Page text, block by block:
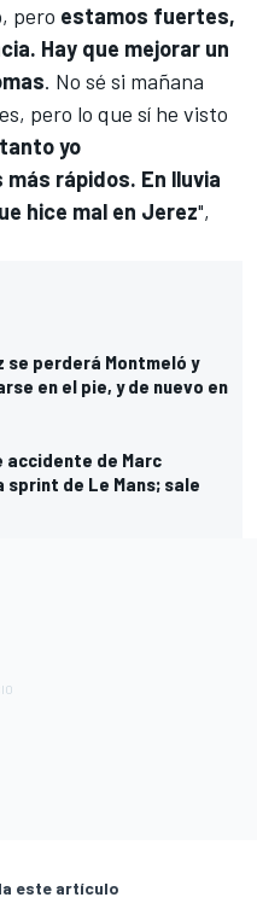
pero estamos fuertes,
Hay que mejorar un
. No sé si mañana
pero lo que sí he visto
yo
rápidos. En lluvia
hice mal en Jerez",
se perderá Montmeló y
en el pie, y de nuevo en
de Marc
sprint de Le Mans; sale
este artículo